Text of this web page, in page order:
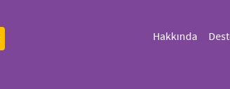
Hakkında